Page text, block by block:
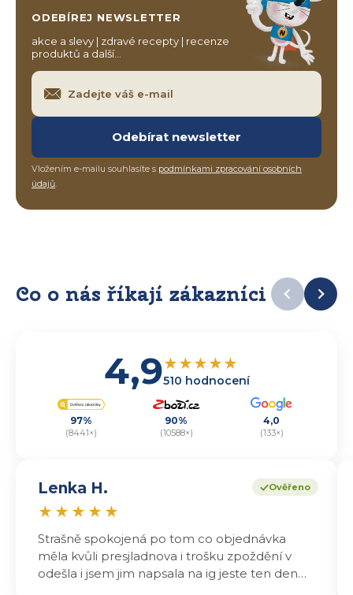
ODEBÍREJ NEWSLETTER
akce a slevy | zdravé recepty | recenze
produktů a další…
Odebírat newsletter
Vložením e-mailu souhlasíte s podmínkami zpracování osobních
údajů.
Co o nás říkají zákazníci
4,9★★★★★
510 hodnocení
97%
(8441×)
90%
(10588×)
4,0
(133×)
Ověřeno
Lenka H.
★ ★ ★ ★ ★
Strašně spokojená po tom co objednávka
měla kvůli presjladnova i trošku zpoždění v
odešla i jsem jim napsala na ig jeste ten den